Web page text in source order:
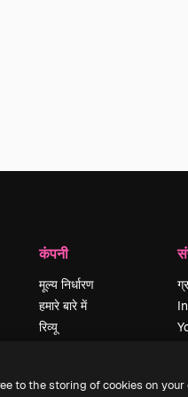
कंपनी
मूल्य निर्धारण
हमारे बारे में
रिव्यू
ब्लॉग
to the storing of cookies on